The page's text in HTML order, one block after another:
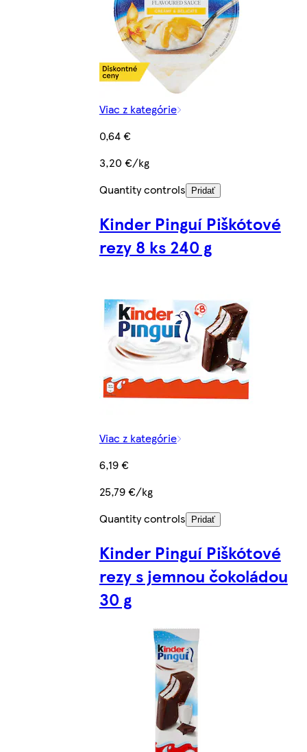
Viac z kategórie
0,64 €
3,20 €/kg
Quantity controls
Pridať
Kinder Pinguí Piškótové
rezy 8 ks 240 g
Viac z kategórie
6,19 €
25,79 €/kg
Quantity controls
Pridať
Kinder Pinguí Piškótové
rezy s jemnou čokoládou
30 g